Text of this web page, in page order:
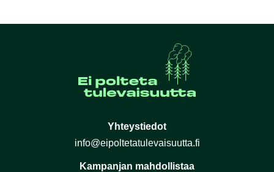
Yhteystiedot
info@eipoltetatulevaisuutta.fi
Kampanjan mahdollistaa